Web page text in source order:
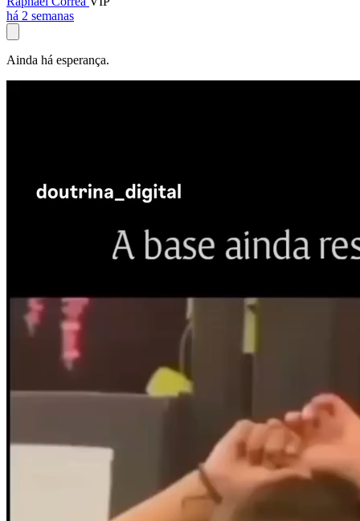
há 2 semanas
Ainda há esperança.